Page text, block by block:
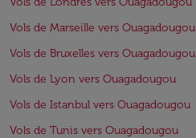
Vols de Marseille vers Ouagadougou
Vols de Bruxelles vers Ouagadougou
Vols de Lyon vers Ouagadougou
Vols de Istanbul vers Ouagadougou
Vols de Tunis vers Ouagadougou